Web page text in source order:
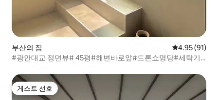
부산의 집 평점 4.95점
4.95 (91)
#광안대교 정면뷰# 45평#해변바로앞#드론쇼명당#세탁기
게스트 선호
게스트 선호